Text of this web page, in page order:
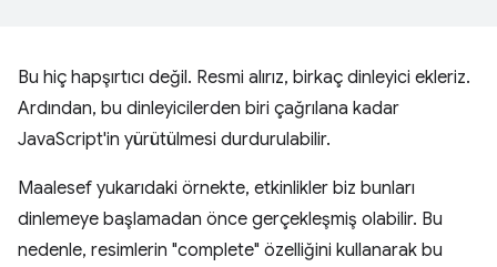
Bu hiç hapşırtıcı değil. Resmi alırız, birkaç dinleyici ekleriz.
Ardından, bu dinleyicilerden biri çağrılana kadar
JavaScript'in yürütülmesi durdurulabilir.
Maalesef yukarıdaki örnekte, etkinlikler biz bunları
dinlemeye başlamadan önce gerçekleşmiş olabilir. Bu
nedenle, resimlerin "complete" özelliğini kullanarak bu